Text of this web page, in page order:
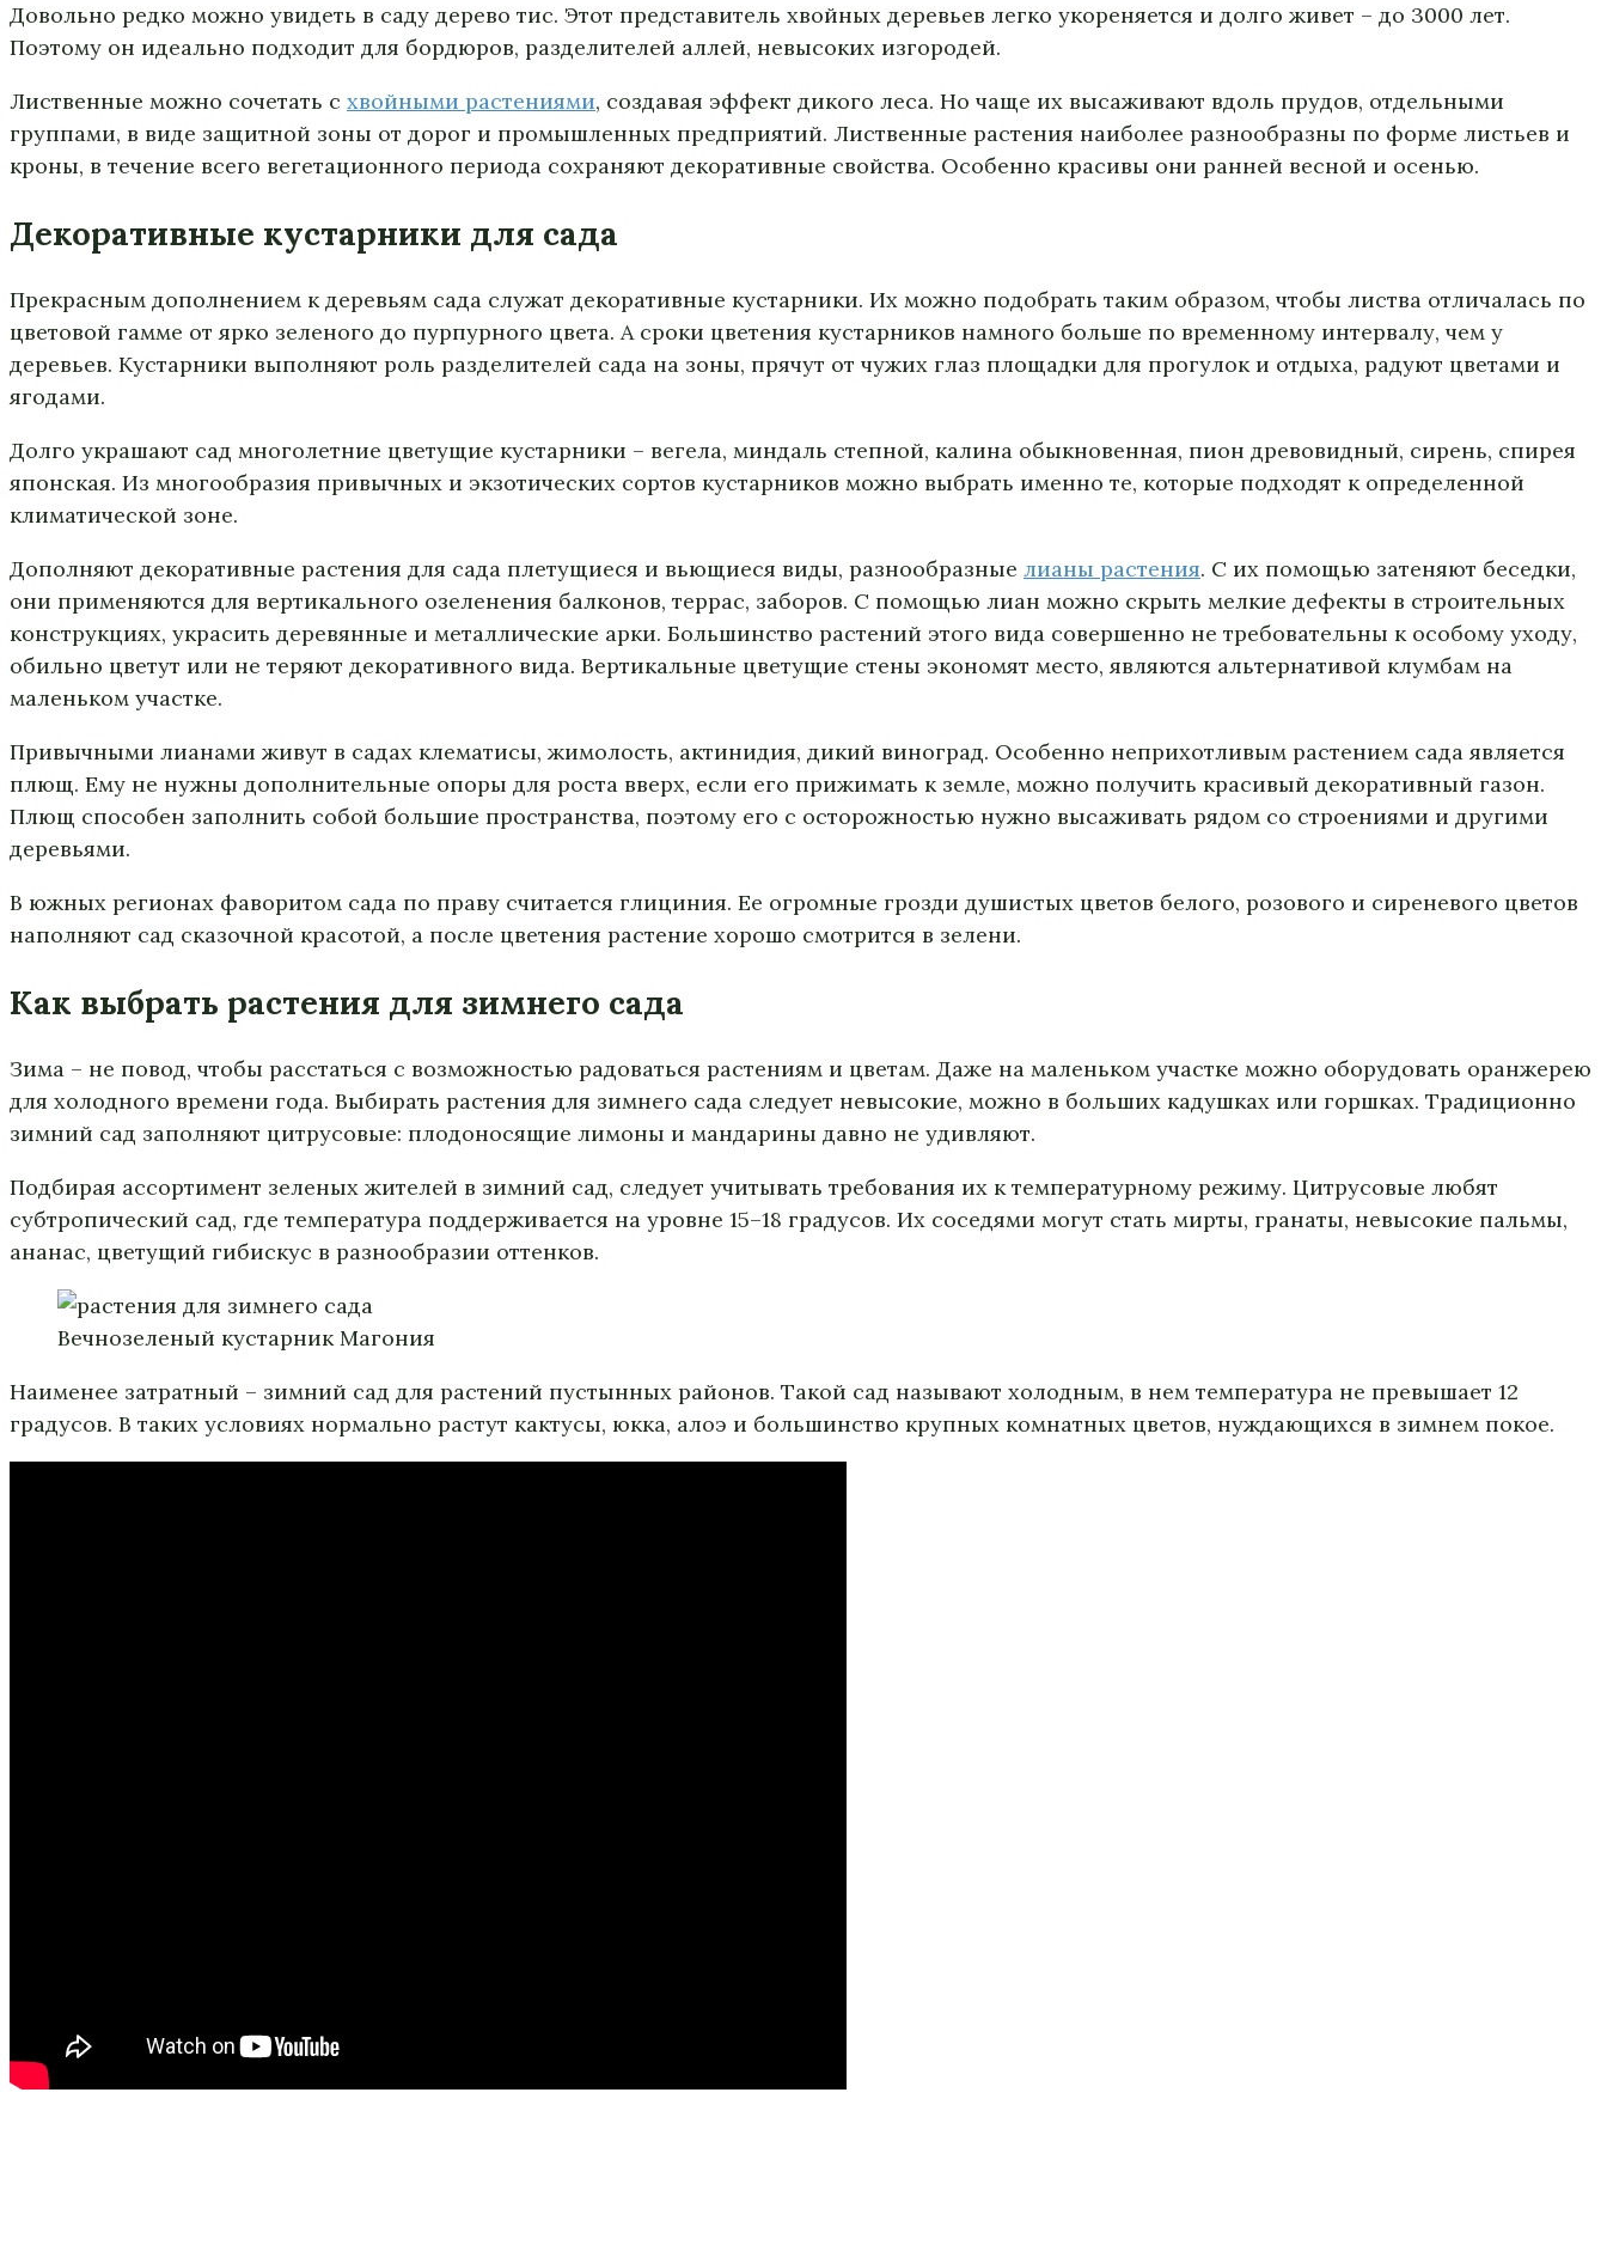
Довольно редко можно увидеть в саду дерево тис. Этот представитель хвойных деревьев легко укореняется и долго живет – до 3000 лет.
Поэтому он идеально подходит для бордюров, разделителей аллей, невысоких изгородей.
Лиственные можно сочетать с хвойными растениями, создавая эффект дикого леса. Но чаще их высаживают вдоль прудов, отдельными
группами, в виде защитной зоны от дорог и промышленных предприятий. Лиственные растения наиболее разнообразны по форме листьев и
кроны, в течение всего вегетационного периода сохраняют декоративные свойства. Особенно красивы они ранней весной и осенью.
Декоративные кустарники для сада
Прекрасным дополнением к деревьям сада служат декоративные кустарники. Их можно подобрать таким образом, чтобы листва отличалась по
цветовой гамме от ярко зеленого до пурпурного цвета. А сроки цветения кустарников намного больше по временному интервалу, чем у
деревьев. Кустарники выполняют роль разделителей сада на зоны, прячут от чужих глаз площадки для прогулок и отдыха, радуют цветами и
ягодами.
Долго украшают сад многолетние цветущие кустарники – вегела, миндаль степной, калина обыкновенная, пион древовидный, сирень, спирея
японская. Из многообразия привычных и экзотических сортов кустарников можно выбрать именно те, которые подходят к определенной
климатической зоне.
Дополняют декоративные растения для сада плетущиеся и вьющиеся виды, разнообразные лианы растения. С их помощью затеняют беседки,
они применяются для вертикального озеленения балконов, террас, заборов. С помощью лиан можно скрыть мелкие дефекты в строительных
конструкциях, украсить деревянные и металлические арки. Большинство растений этого вида совершенно не требовательны к особому уходу,
обильно цветут или не теряют декоративного вида. Вертикальные цветущие стены экономят место, являются альтернативой клумбам на
маленьком участке.
Привычными лианами живут в садах клематисы, жимолость, актинидия, дикий виноград. Особенно неприхотливым растением сада является
плющ. Ему не нужны дополнительные опоры для роста вверх, если его прижимать к земле, можно получить красивый декоративный газон.
Плющ способен заполнить собой большие пространства, поэтому его с осторожностью нужно высаживать рядом со строениями и другими
деревьями.
В южных регионах фаворитом сада по праву считается глициния. Ее огромные грозди душистых цветов белого, розового и сиреневого цветов
наполняют сад сказочной красотой, а после цветения растение хорошо смотрится в зелени.
Как выбрать растения для зимнего сада
Зима – не повод, чтобы расстаться с возможностью радоваться растениям и цветам. Даже на маленьком участке можно оборудовать оранжерею
для холодного времени года. Выбирать растения для зимнего сада следует невысокие, можно в больших кадушках или горшках. Традиционно
зимний сад заполняют цитрусовые: плодоносящие лимоны и мандарины давно не удивляют.
Подбирая ассортимент зеленых жителей в зимний сад, следует учитывать требования их к температурному режиму. Цитрусовые любят
субтропический сад, где температура поддерживается на уровне 15–18 градусов. Их соседями могут стать мирты, гранаты, невысокие пальмы,
ананас, цветущий гибискус в разнообразии оттенков.
Вечнозеленый кустарник Магония
Наименее затратный – зимний сад для растений пустынных районов. Такой сад называют холодным, в нем температура не превышает 12
градусов. В таких условиях нормально растут кактусы, юкка, алоэ и большинство крупных комнатных цветов, нуждающихся в зимнем покое.